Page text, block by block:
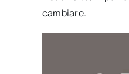
cambiare.